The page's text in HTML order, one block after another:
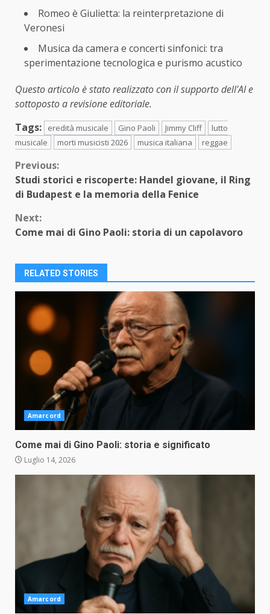
Romeo è Giulietta: la reinterpretazione di
Veronesi
Musica da camera e concerti sinfonici: tra
sperimentazione tecnologica e purismo acustico
Questo articolo è stato realizzato con il supporto dell'AI e
sottoposto a revisione editoriale.
Tags:
eredità musicale Gino Paoli Jimmy Cliff
lutto
musicale
morti musicisti 2026 musica italiana reggae
Continue
Reading
Previous:
Studi storici e riscoperte: Handel giovane, il Ring
di Budapest e la memoria della Fenice
Next:
Come mai di Gino Paoli: storia di un capolavoro
RELATED STORIES
Amarcord
Come mai di Gino Paoli: storia e significato
Luglio 14, 2026
Amarcord